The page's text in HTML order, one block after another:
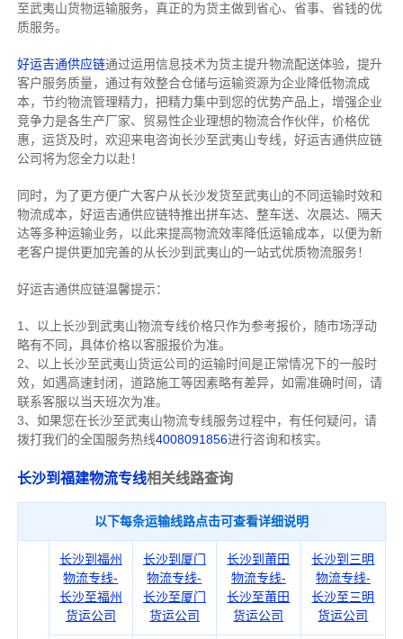
至武夷山货物运输服务，真正的为货主做到省心、省事、省钱的优
质服务。
好运吉通供应链通过运用信息技术为货主提升物流配送体验，提升
客户服务质量，通过有效整合仓储与运输资源为企业降低物流成
本，节约物流管理精力，把精力集中到您的优势产品上，增强企业
竞争力是各生产厂家、贸易性企业理想的物流合作伙伴，价格优
惠，运货及时，欢迎来电咨询长沙至武夷山专线，好运吉通供应链
公司将为您全力以赴！
同时，为了更方便广大客户从长沙发货至武夷山的不同运输时效和
物流成本，好运吉通供应链特推出拼车达、整车送、次晨达、隔天
达等多种运输业务，以此来提高物流效率降低运输成本，以便为新
老客户提供更加完善的从长沙到武夷山的一站式优质物流服务！
好运吉通供应链温馨提示：
1、以上长沙到武夷山物流专线价格只作为参考报价，随市场浮动
略有不同，具体价格以客服报价为准。
2、以上长沙至武夷山货运公司的运输时间是正常情况下的一般时
效，如遇高速封闭，道路施工等因素略有差异，如需准确时间，请
联系客服以当天班次为准。
3、如果您在长沙至武夷山物流专线服务过程中，有任何疑问，请
拨打我们的全国服务热线4008091856进行咨询和核实。
长沙到福建物流专线相关线路查询
以下每条运输线路点击可查看详细说明
长沙到福州
物流专线-
长沙至福州
货运公司
长沙到厦门
物流专线-
长沙至厦门
货运公司
长沙到莆田
物流专线-
长沙至莆田
货运公司
长沙到三明
物流专线-
长沙至三明
货运公司